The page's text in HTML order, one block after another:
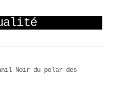
Noir du polar des